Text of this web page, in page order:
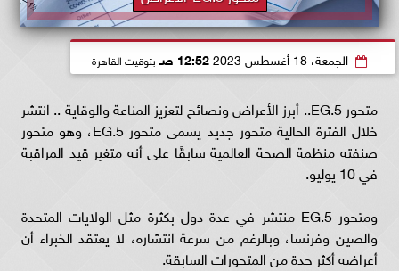
الجمعة، 18 أغسطس 2023 12:52 صـ بتوقيت القاهرة
متحور EG.5.. أبرز الأعراض ونصائح لتعزيز المناعة والوقاية .. انتشر
خلال الفترة الحالية متحور جديد يسمى متحور EG.5، وهو متحور
صنفته منظمة الصحة العالمية سابقًا على أنه متغير قيد المراقبة
في 10 يوليو.
ومتحور EG.5 منتشر في عدة دول بكثرة مثل الولايات المتحدة
والصين وفرنسا، وبالرغم من سرعة انتشاره، لا يعتقد الخبراء أن
أعراضه أكثر حدة من المتحورات السابقة.